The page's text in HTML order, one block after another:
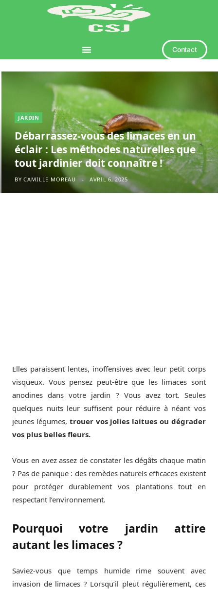
Contact
JARDIN
Débarrassez-vous des limaces en un
éclair : Les méthodes naturelles que
tout jardinier doit connaître !
BY CAMILLE MOREAU AVRIL 6, 2025
Elles paraissent lentes, inoffensives avec leur petit corps
visqueux. Vous pensez peut-être que les limaces sont
anodines dans votre jardin ? Vous avez tort. Seules
quelques nuits leur suffisent pour réduire à néant vos
jeunes légumes, trouer vos jolies laitues ou dégrader
vos plus belles fleurs.
Vous en avez assez de constater les dégâts chaque matin
? Pas de panique : des remèdes naturels efficaces existent
pour protéger durablement vos plantations tout en
respectant l’environnement.
Pourquoi votre jardin attire
autant les limaces ?
Saviez-vous que temps humide rime souvent avec
invasion de limaces ? Lorsqu’il pleut régulièrement, ces